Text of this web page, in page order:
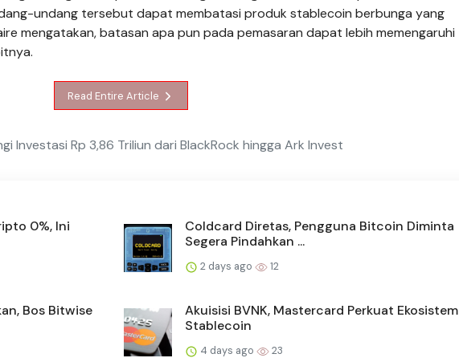
undang tersebut dapat membatasi produk stablecoin berbunga yang
mengatakan, batasan apa pun pada pemasaran dapat lebih memengaruhi
Read Entire Article
Investasi Rp 3,86 Triliun dari BlackRock hingga Ark Invest
0%, Ini
Coldcard Diretas, Pengguna Bitcoin Diminta
Segera Pindahkan ...
2 days ago 12
Bos Bitwise
Akuisisi BVNK, Mastercard Perkuat Ekosistem
Stablecoin
4 days ago 23